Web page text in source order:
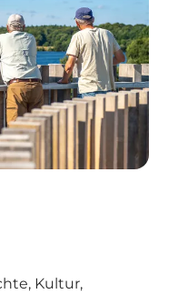
Kultur,